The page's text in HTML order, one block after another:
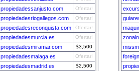
propiedadessanjusto.com Ofertar!
propiedadesriogallegos.com Ofertar!
propiedadesreconquista.com Ofertar!
propiedadesmurcia.es Ofertar!
propiedadesmiramar.com $3,500
propiedadesmalaga.es Ofertar!
propiedadesmadrid.es $2,500